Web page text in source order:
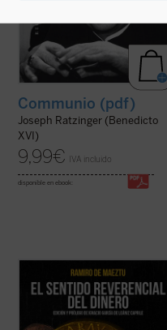
Communio (pdf)
Joseph Ratzinger (Benedicto
XVI)
9,99€ IVA incluido
disponible en ebook:
Pocas veces hallará el lector una obra tan
sorprendentemente oportuna y
esclarecedora para nuestras actuales
circunstancias económico-financieras y
morales como ésta de Ramiro de Maeztu.
Oportuna, al interrogarnos forzosamente